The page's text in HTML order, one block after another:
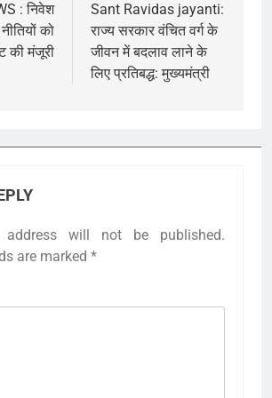
: निवेश
को
की मंजूरी
Sant Ravidas jayanti:
राज्य सरकार वंचित वर्ग के
जीवन में बदलाव लाने के
लिए प्रतिबद्ध: मुख्यमंत्री
address will not be published.
are marked *